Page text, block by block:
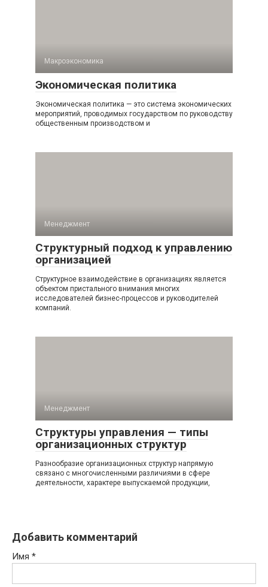
Макроэкономика
Экономическая политика
Экономическая политика — это система экономических
мероприятий, проводимых государством по руководству
общественным производством и
Менеджмент
Структурный подход к управлению
организацией
Структурное взаимодействие в организациях является
объектом пристального внимания многих
исследователей бизнес-процессов и руководителей
компаний.
Менеджмент
Структуры управления — типы
организационных структур
Разнообразие организационных структур напрямую
связано с многочисленными различиями в сфере
деятельности, характере выпускаемой продукции,
Добавить комментарий
Имя *